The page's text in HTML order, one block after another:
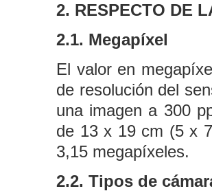
2. RESPECTO DE
2.1. Megapíxel
El valor en
de resolución del
una imagen a 300
de 13 x 19 cm (5 x
3,15 megapíxeles.
2.2. Tipos de